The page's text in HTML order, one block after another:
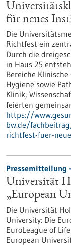
für neues
Die
Richtfest ein
Durch die
in Haus 25
Bereiche
Hygiene sowie
Klinik,
feierten
https://
bw.de/
richtfest-fuer-
Pressemitteilung
Universität
„European
Die Universität
University: Die
EuroLeague of
European